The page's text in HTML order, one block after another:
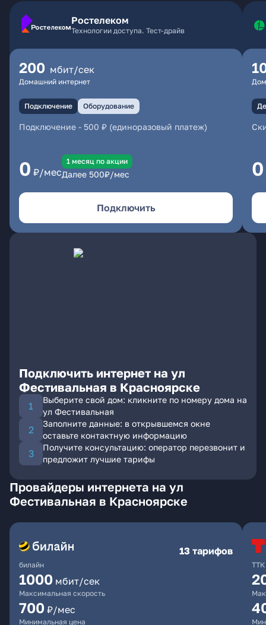
Ростелеком
Технологии доступа. Тест-драйв
200 мбит/сек
Домашний интернет
Подключение Оборудование
Подключение - 500 ₽ (единоразовый платеж)
0 ₽/мес
1 месяц по акции
Далее 500₽/мес
Подключить
0
Подключить интернет на ул
Фестивальная в Красноярске
Выберите свой дом: кликните по номеру дома на
ул Фестивальная
Заполните данные: в открывшемся окне
оставьте контактную информацию
Получите консультацию: оператор перезвонит и
предложит лучшие тарифы
Провайдеры интернета на ул
Фестивальная в Красноярске
билайн
13 тарифов
1000 мбит/сек
Максимальная скорость
700 ₽/мес
Минимальная цена
ТТК